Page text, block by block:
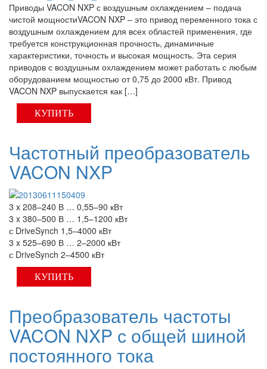
Приводы VACON NXP с воздушным охлаждением – подача
чистой мощностиVACON NXP – это привод переменного тока с
воздушным охлаждением для всех областей применения, где
требуется конструкционная прочность, динамичные
характеристики, точность и высокая мощность. Эта серия
приводов с воздушным охлаждением может работать с любым
оборудованием мощностью от 0,75 до 2000 кВт. Привод
VACON NXP выпускается как […]
КУПИТЬ
Частотный преобразователь
VACON NXP
3 x 208–240 В … 0,55–90 кВт
3 x 380–500 В … 1,5–1200 кВт
с DriveSynch 1,5–4000 кВт
3 x 525–690 В … 2–2000 кВт
с DriveSynch 2–4500 кВт
КУПИТЬ
Преобразователь частоты
VACON NXP с общей шиной
постоянного тока